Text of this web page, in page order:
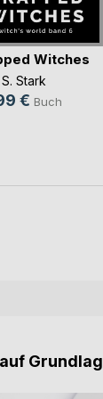
Witches
Stark
€ Buch